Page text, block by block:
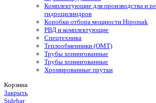
Комплектующие для производства и
гидроцилиндров
Коробки отбора мощности Hipomak
РВД и комплектующие
Спецтехника
Теплообменники (OMT)
Трубы хонингованные
Трубы хонингованные
Хромированные прутки
Корзина
Закрыть
Sidebar